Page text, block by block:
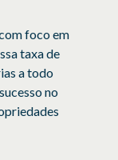
foco em
taxa de
a todo
no